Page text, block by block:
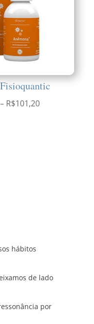
– R$101,20Faixa
hábitos
de lado
por